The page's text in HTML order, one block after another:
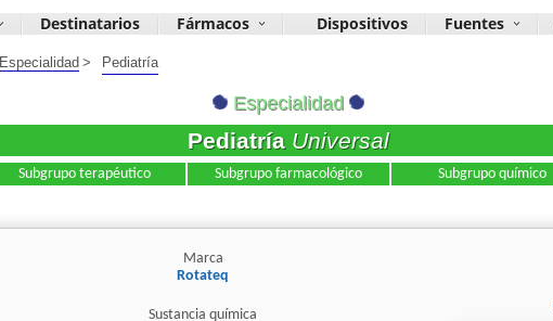
Destinatarios Fármacos Dispositivos Fuentes
Especialidad > Pediatría
Especialidad
Pediatría Universal
Subgrupo terapéutico Subgrupo farmacológico Subgrupo químico
Marca
Rotateq
Sustancia química